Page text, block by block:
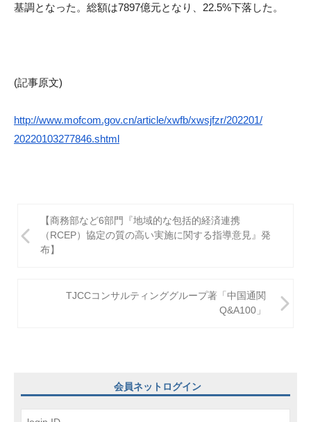
基調となった。総額は7897億元となり、22.5%下落した。
(記事原文)
http://www.mofcom.gov.cn/article/xwfb/xwsjfzr/202201/
20220103277846.shtml
稿
ン
【商務部など6部門『地域的な包括的経済連携
（RCEP）協定の質の高い実施に関する指導意見』発
布】
TJCCコンサルティンググループ著「中国通関
Q&A100」
会員ネットログイン